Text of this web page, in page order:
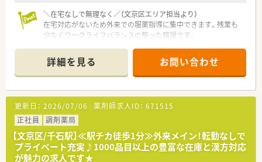
＼在宅なしで無理なく／（文京区エリア担当より）
在宅対応がないため外来での服薬指導に集中できます。残業も
少なくワークライフバランスの整った職場です。
【店舗情報と応需状況について】
■千石駅や白山駅など3駅から徒歩7分と通勤に非常に便利な立
地で、都営三田線や東京メトロ南北線を利用できます。
■内科や小児科から精神科まで多岐にわたる科目を応需してお
り、現在は処方箋の応需枚数を確認中となっております。
■在宅業務への対応が一切ない店舗であり、現在の勤務者数等の
詳細は確認中ですが外来業務に専念できる環境です。
【法人特徴について】
詳細を見る お問い合わせ
更新日： 2026/07/06 薬剤師求人ID： 671515
正社員
調剤薬局
【文京区/千石駅】≪駅チカ徒歩1分≫外来メイン！転勤なしで
プライベート充実♪1000品目以上の豊富な在庫と漢方対応
が魅力の求人です★